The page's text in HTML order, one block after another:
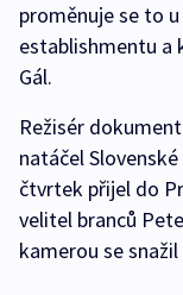
proměnuje se to
establishmentu a
Gál.
Režisér
natáčel
čtvrtek přijel do
velitel branců
kamerou se